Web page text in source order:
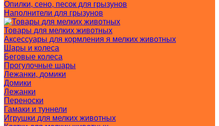
Опилки, сено, песок для грызунов
Наполнители для грызунов
Товары для мелких животных
Аксессуары для кормления я мелких животных
Шары и колеса
Беговые колеса
Прогулочные шары
Лежанки, домики
Домики
Лежанки
Переноски
Гамаки и туннели
Игрушки для мелких животных